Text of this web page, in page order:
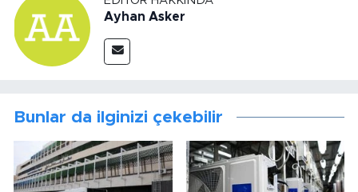
Ayhan Asker
Bunlar da ilginizi çekebilir